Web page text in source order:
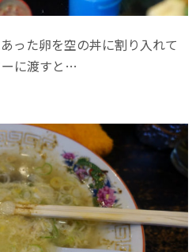
った卵を空の丼に割り入れて
に渡すと…